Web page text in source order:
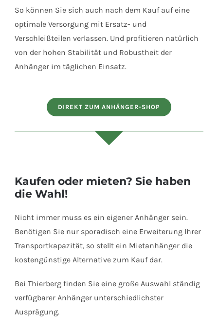
So können Sie sich auch nach dem Kauf auf eine
optimale Versorgung mit Ersatz- und
Verschleißteilen verlassen. Und profitieren natürlich
von der hohen Stabilität und Robustheit der
Anhänger im täglichen Einsatz.
DIREKT ZUM ANHÄNGER-SHOP
Kaufen oder mieten? Sie haben
die Wahl!
Nicht immer muss es ein eigener Anhänger sein.
Benötigen Sie nur sporadisch eine Erweiterung Ihrer
Transportkapazität, so stellt ein Mietanhänger die
kostengünstige Alternative zum Kauf dar.
Bei Thierberg finden Sie eine große Auswahl ständig
verfügbarer Anhänger unterschiedlichster
Ausprägung.